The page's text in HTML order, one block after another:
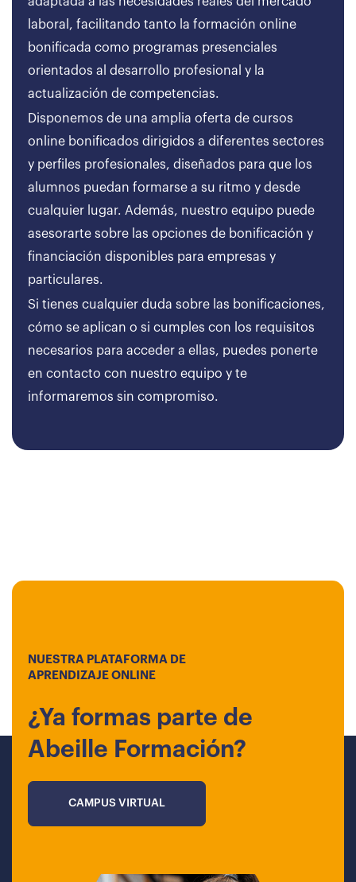
laboral, facilitando tanto la formación online
bonificada como programas presenciales
orientados al desarrollo profesional y la
actualización de competencias.
Disponemos de una amplia oferta de cursos
online bonificados dirigidos a diferentes sectores
y perfiles profesionales, diseñados para que los
alumnos puedan formarse a su ritmo y desde
cualquier lugar. Además, nuestro equipo puede
asesorarte sobre las opciones de bonificación y
financiación disponibles para empresas y
particulares.
Si tienes cualquier duda sobre las bonificaciones,
cómo se aplican o si cumples con los requisitos
necesarios para acceder a ellas, puedes ponerte
en contacto con nuestro equipo y te
informaremos sin compromiso.
NUESTRA PLATAFORMA DE
APRENDIZAJE ONLINE
¿Ya formas parte de
Abeille Formación?
CAMPUS VIRTUAL